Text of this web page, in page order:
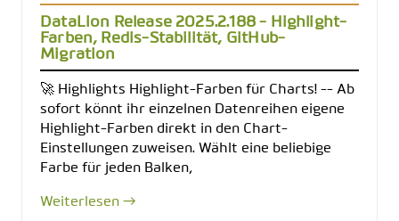
DataLion Release 2025.2.188 - Highlight-
Farben, Redis-Stabilität, GitHub-
Migration
🚀 Highlights Highlight-Farben für Charts! -- Ab
sofort könnt ihr einzelnen Datenreihen eigene
Highlight-Farben direkt in den Chart-
Einstellungen zuweisen. Wählt eine beliebige
Farbe für jeden Balken,
Weiterlesen →